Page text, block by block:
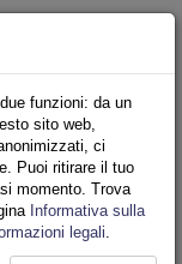
Iscriviti Online
Ricerca
Area Stampa
Privacy
VIGILI
funzioni: da un
sito web,
ci
Puoi ritirare il tuo
momento. Trova
Informativa sulla
legali.